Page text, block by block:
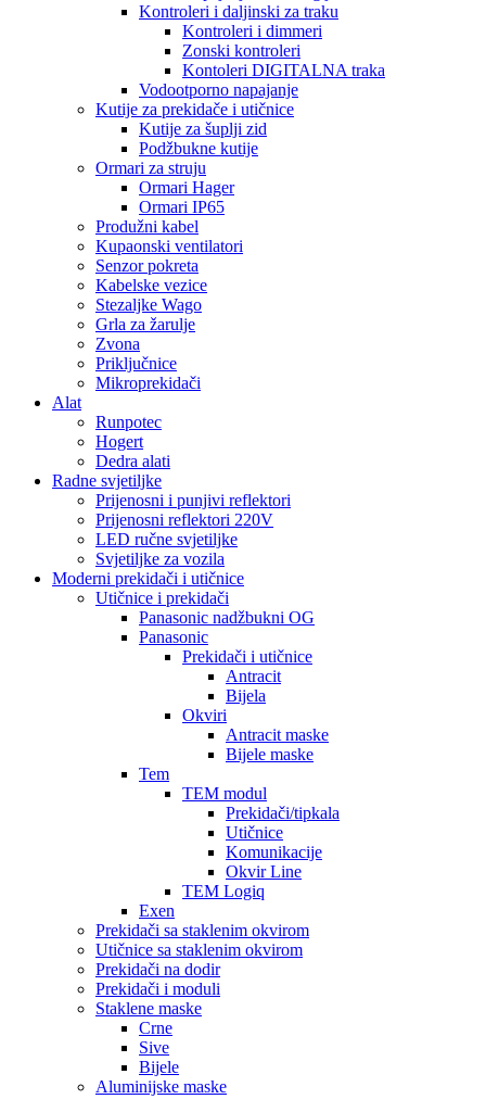
Kontroleri i daljinski za traku
Kontroleri i dimmeri
Zonski kontroleri
Kontoleri DIGITALNA traka
Vodootporno napajanje
Kutije za prekidače i utičnice
Kutije za šuplji zid
Podžbukne kutije
Ormari za struju
Ormari Hager
Ormari IP65
Produžni kabel
Kupaonski ventilatori
Senzor pokreta
Kabelske vezice
Stezaljke Wago
Grla za žarulje
Zvona
Priključnice
Mikroprekidači
Alat
Runpotec
Hogert
Dedra alati
Radne svjetiljke
Prijenosni i punjivi reflektori
Prijenosni reflektori 220V
LED ručne svjetiljke
Svjetiljke za vozila
Moderni prekidači i utičnice
Utičnice i prekidači
Panasonic nadžbukni OG
Panasonic
Prekidači i utičnice
Antracit
Bijela
Okviri
Antracit maske
Bijele maske
Tem
TEM modul
Prekidači/tipkala
Utičnice
Komunikacije
Okvir Line
TEM Logiq
Exen
Prekidači sa staklenim okvirom
Utičnice sa staklenim okvirom
Prekidači na dodir
Prekidači i moduli
Staklene maske
Crne
Sive
Bijele
Aluminijske maske